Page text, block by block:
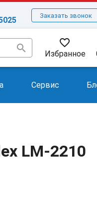
Заказать звонок
search favorite_border
Избранное
Сервис
LM-2210